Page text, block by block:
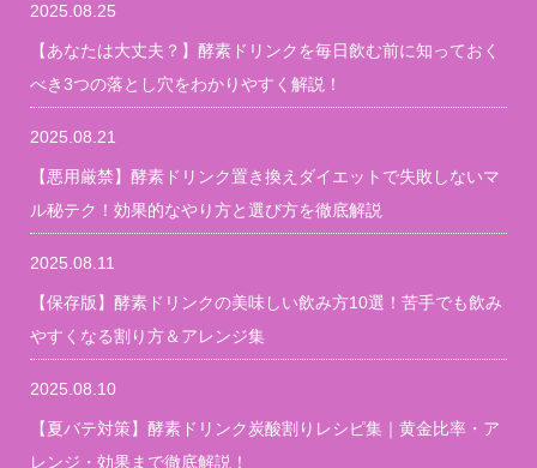
2025.08.25
【あなたは大丈夫？】酵素ドリンクを毎日飲む前に知っておく
べき3つの落とし穴をわかりやすく解説！
2025.08.21
【悪用厳禁】酵素ドリンク置き換えダイエットで失敗しないマ
ル秘テク！効果的なやり方と選び方を徹底解説
2025.08.11
【保存版】酵素ドリンクの美味しい飲み方10選！苦手でも飲み
やすくなる割り方＆アレンジ集
2025.08.10
【夏バテ対策】酵素ドリンク炭酸割りレシピ集｜黄金比率・ア
レンジ・効果まで徹底解説！